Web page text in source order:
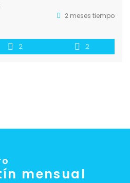
2 meses tiempo
2 2
mensual